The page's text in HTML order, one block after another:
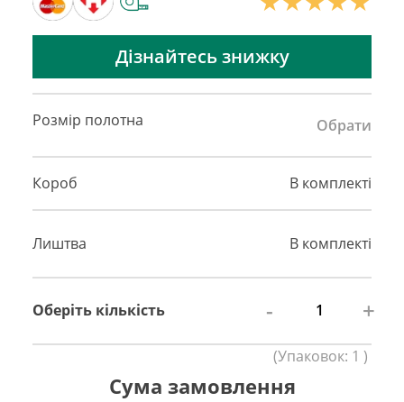
Дізнайтесь знижку
Розмір полотна Обрати
Короб В комплекті
Лиштва В комплекті
Оберіть кількість - +
(Упаковок: 1 )
Сума замовлення